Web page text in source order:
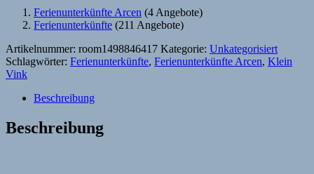
Ferienunterkünfte Arcen (4 Angebote)
Ferienunterkünfte (211 Angebote)
Artikelnummer: room1498846417 Kategorie: Unkategorisiert
Schlagwörter: Ferienunterkünfte, Ferienunterkünfte Arcen, Klein
Vink
Beschreibung
Beschreibung